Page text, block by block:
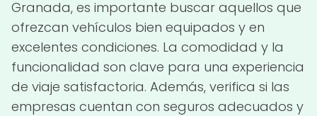
Granada, es importante buscar aquellos que
ofrezcan vehículos bien equipados y en
excelentes condiciones. La comodidad y la
funcionalidad son clave para una experiencia
de viaje satisfactoria. Además, verifica si las
empresas cuentan con seguros adecuados y